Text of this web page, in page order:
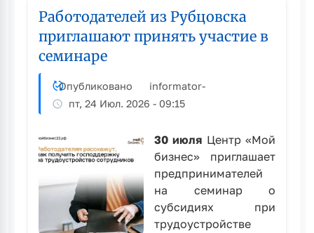
участие
в
IV
креативных
индустрий
Работодателей из Рубцовска
приглашают принять участие в
семинаре
Опубликовано informator-
пт, 24 Июл. 2026 - 09:15
30 июля Центр «Мой
бизнес» приглашает
предпринимателей
на семинар о
субсидиях при
трудоустройстве